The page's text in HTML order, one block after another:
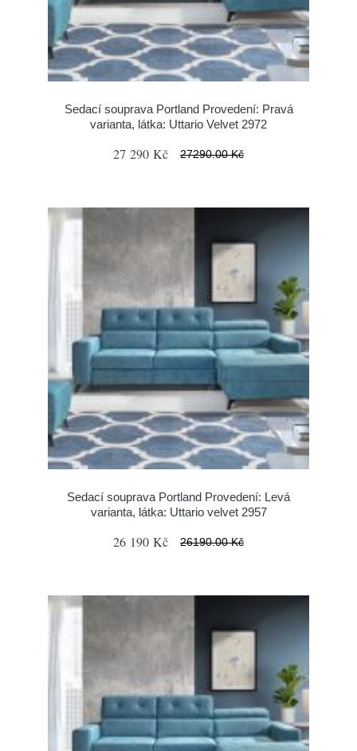
Sedací souprava Portland Provedení: Pravá
varianta, látka: Uttario Velvet 2972
27 290 Kč 27290.00 Kč
Sedací souprava Portland Provedení: Levá
varianta, látka: Uttario velvet 2957
26 190 Kč 26190.00 Kč